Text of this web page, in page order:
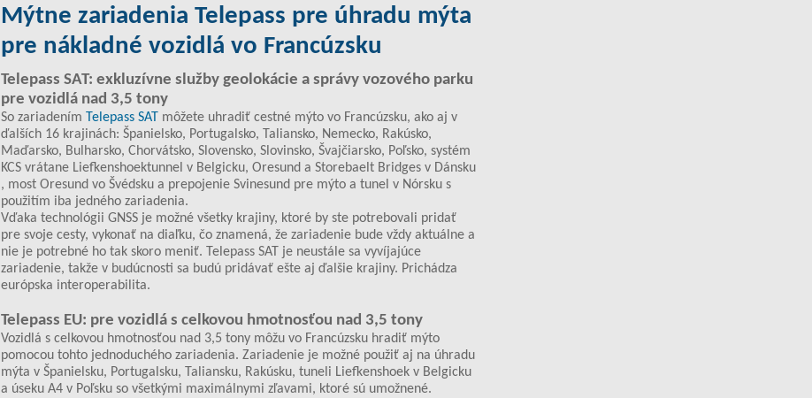
Mýtne zariadenia Telepass pre úhradu mýta
pre nákladné vozidlá vo Francúzsku
Telepass SAT: exkluzívne služby geolokácie a správy vozového parku
pre vozidlá nad 3,5 tony
So zariadením Telepass SAT môžete uhradiť cestné mýto vo Francúzsku, ako aj v
ďalších 16 krajinách: Španielsko, Portugalsko, Taliansko, Nemecko, Rakúsko,
Maďarsko, Bulharsko, Chorvátsko, Slovensko, Slovinsko, Švajčiarsko, Poľsko, systém
KCS vrátane Liefkenshoektunnel v Belgicku, Oresund a Storebaelt Bridges v Dánsku
, most Oresund vo Švédsku a prepojenie Svinesund pre mýto a tunel v Nórsku s
použitím iba jedného zariadenia.
Vďaka technológii GNSS je možné všetky krajiny, ktoré by ste potrebovali pridať
pre svoje cesty, vykonať na diaľku, čo znamená, že zariadenie bude vždy aktuálne a
nie je potrebné ho tak skoro meniť. Telepass SAT je neustále sa vyvíjajúce
zariadenie, takže v budúcnosti sa budú pridávať ešte aj ďalšie krajiny. Prichádza
európska interoperabilita.
Telepass EU: pre vozidlá s celkovou hmotnosťou nad 3,5 tony
Vozidlá s celkovou hmotnosťou nad 3,5 tony môžu vo Francúzsku hradiť mýto
pomocou tohto jednoduchého zariadenia. Zariadenie je možné použiť aj na úhradu
mýta v Španielsku, Portugalsku, Taliansku, Rakúsku, tuneli Liefkenshoek v Belgicku
a úseku A4 v Poľsku so všetkými maximálnymi zľavami, ktoré sú umožnené.